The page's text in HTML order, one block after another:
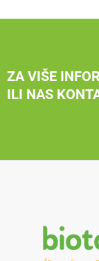
ZA VIŠE
ILI NAS